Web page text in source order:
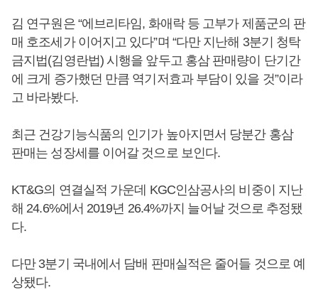
김 연구원은 “에브리타임, 화애락 등 고부가 제품군의 판
매 호조세가 이어지고 있다”며 “다만 지난해 3분기 청탁
금지법(김영란법) 시행을 앞두고 홍삼 판매량이 단기간
에 크게 증가했던 만큼 역기저효과 부담이 있을 것”이라
고 바라봤다.
최근 건강기능식품의 인기가 높아지면서 당분간 홍삼
판매는 성장세를 이어갈 것으로 보인다.
KT&G의 연결실적 가운데 KGC인삼공사의 비중이 지난
해 24.6%에서 2019년 26.4%까지 늘어날 것으로 추정됐
다.
다만 3분기 국내에서 담배 판매실적은 줄어들 것으로 예
상됐다.